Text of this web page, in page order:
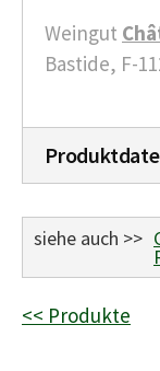
Weingut
Bastide, F-
siehe auch >>
<< Produkte